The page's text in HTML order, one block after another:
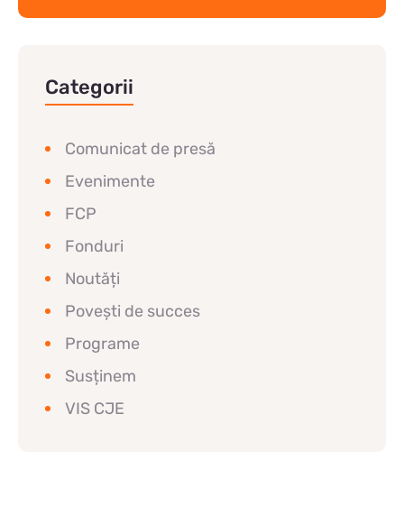
Categorii
Comunicat de presă
Evenimente
FCP
Fonduri
Noutăți
Povești de succes
Programe
Susținem
VIS CJE